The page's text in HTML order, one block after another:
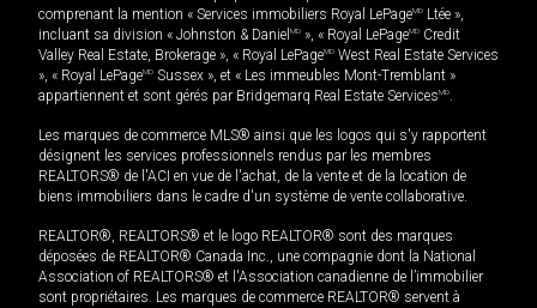
comprenant la mention « Services immobiliers Royal LePageMD Ltée »,
incluant sa division « Johnston & Daniel MD », « Royal LePageMD Credit
Valley Real Estate, Brokerage », « Royal LePageMD West Real Estate Services
», « Royal LePageMD Sussex », et « Les immeubles Mont-Tremblant »
appartiennent et sont gérés par Bridgemarq Real Estate ServicesMD.
Les marques de commerce MLS® ainsi que les logos qui s'y rapportent
désignent les services professionnels rendus par les membres
REALTORS® de l'ACI en vue de l'achat, de la vente et de la location de
biens immobiliers dans le cadre d'un système de vente collaborative.
REALTOR®, REALTORS® et le logo REALTOR® sont des marques
déposées de REALTOR® Canada Inc., une compagnie dont la National
Association of REALTORS® et l'Association canadienne de l’immobilier
sont propriétaires. Les marques de commerce REALTOR® servent à